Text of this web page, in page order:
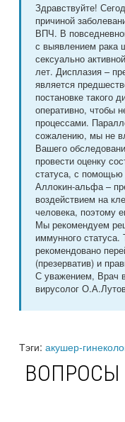
Здравствуйте!
причиной
ВПЧ. В
с выявлением рака
сексуально
лет. Дисплазия –
является
постановке такого
оперативно, чтобы
процессами.
сожалению, мы не
Вашего
провести оценку
статуса, с помощью
Аллокин-альфа –
воздействием на
человека, поэтому
Мы рекомендуем
иммунного
рекомендовано
(презерватив) и
С уважением, Врач
вирусолог
Тэги: акушер-
ВОПРОСЫ